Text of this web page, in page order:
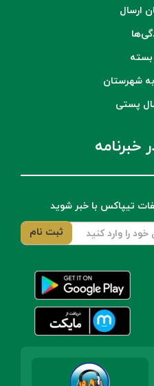
ارسال
بسته
شهرستان
پستی
خبرنامه
تیپاکس با خبر شوید